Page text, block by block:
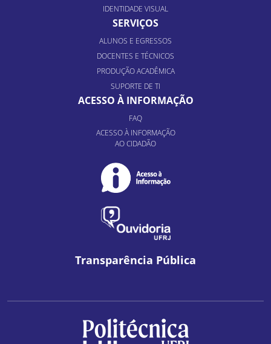
IDENTIDADE VISUAL
SERVIÇOS
ALUNOS E EGRESSOS
DOCENTES E TÉCNICOS
PRODUÇÃO ACADÊMICA
SUPORTE DE TI
ACESSO À INFORMAÇÃO
FAQ
ACESSO À INFORMAÇÃO
AO CIDADÃO
Transparência Pública